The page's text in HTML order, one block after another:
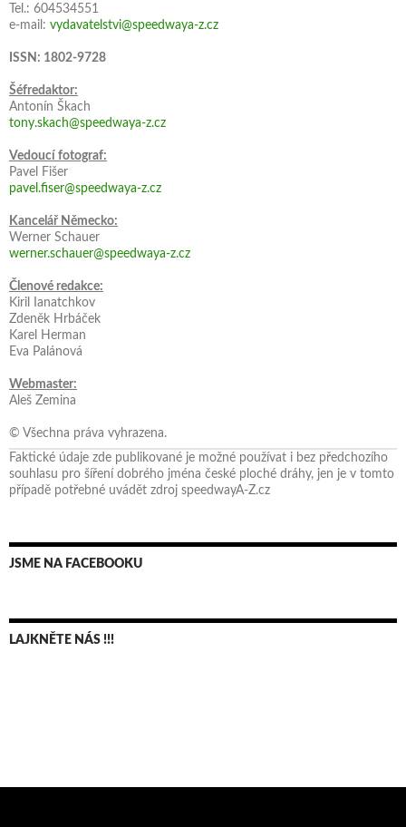
Tel.: 604534551
e-mail: vydavatelstvi@speedwaya-z.cz
ISSN: 1802-9728
Šéfredaktor:
Antonín Škach
tony.skach@speedwaya-z.cz
Vedoucí fotograf:
Pavel Fišer
pavel.fiser@speedwaya-z.cz
Kancelář Německo:
Werner Schauer
werner.schauer@speedwaya-z.cz
Členové redakce:
Kiril Ianatchkov
Zdeněk Hrbáček
Karel Herman
Eva Palánová
Webmaster:
Aleš Zemina
© Všechna práva vyhrazena.
Faktické údaje zde publikované je možné používat i bez předchozího
souhlasu pro šíření dobrého jména české ploché dráhy, jen je v tomto
případě potřebné uvádět zdroj speedwayA-Z.cz
JSME NA FACEBOOKU
LAJKNĚTE NÁS !!!